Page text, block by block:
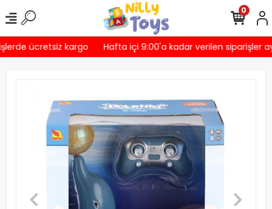
ücretsiz kargo Hafta içi 9:00'a kadar verilen siparişler
0